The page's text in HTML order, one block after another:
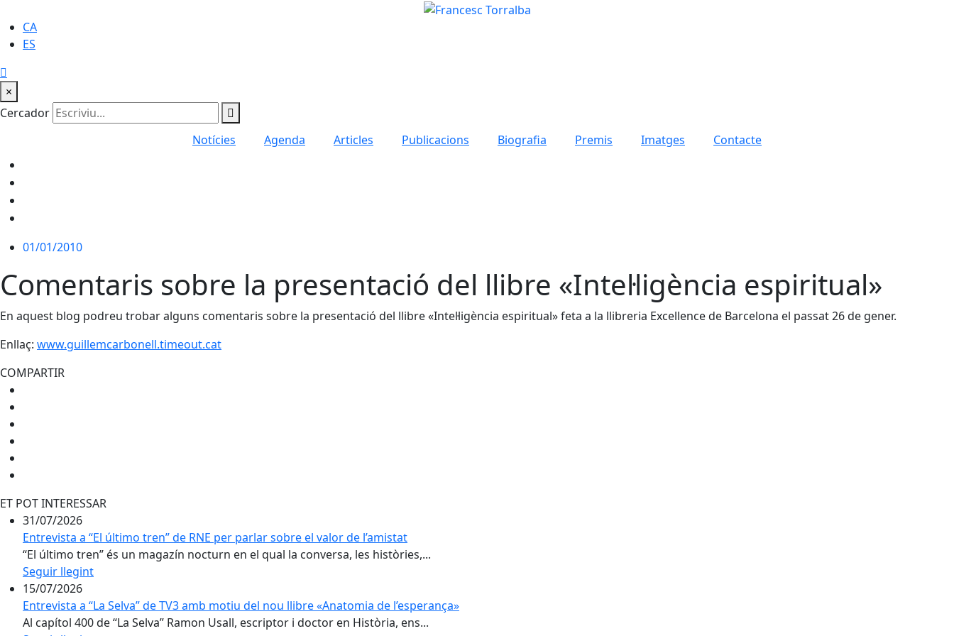
CA
ES
×
Cercador
Notícies
Agenda Articles Publicacions Biografia Premis Imatges Contacte
01/01/2010
Comentaris sobre la presentació del llibre «Intel·ligència espiritual»
En aquest blog podreu trobar alguns comentaris sobre la presentació del llibre «Intel·ligència espiritual» feta a la llibreria Excellence de Barcelona el passat 26 de gener.
Enllaç: www.guillemcarbonell.timeout.cat
COMPARTIR
ET POT INTERESSAR
31/07/2026
Entrevista a “El último tren” de RNE per parlar sobre el valor de l’amistat
“El último tren” és un magazín nocturn en el qual la conversa, les històries,...
Seguir llegint
15/07/2026
Entrevista a “La Selva” de TV3 amb motiu del nou llibre «Anatomia de l’esperança»
Al capítol 400 de “La Selva” Ramon Usall, escriptor i doctor en Història, ens...